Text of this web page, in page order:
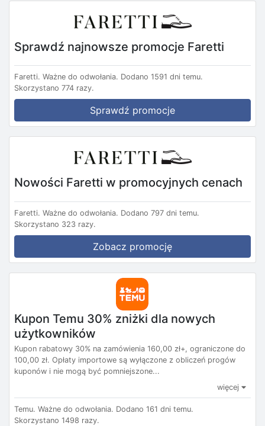
Sprawdź najnowsze promocje Faretti
Faretti. Ważne do odwołania. Dodano 1591 dni temu.
Skorzystano 774 razy.
Sprawdź promocje
Nowości Faretti w promocyjnych cenach
Faretti. Ważne do odwołania. Dodano 797 dni temu.
Skorzystano 323 razy.
Zobacz promocję
Kupon Temu 30% zniżki dla nowych
użytkowników
Kupon rabatowy 30% na zamówienia 160,00 zł+, ograniczone do
100,00 zł. Opłaty importowe są wyłączone z obliczeń progów
kuponów i nie mogą być pomniejszone...
więcej
Temu. Ważne do odwołania. Dodano 161 dni temu.
Skorzystano 1498 razy.